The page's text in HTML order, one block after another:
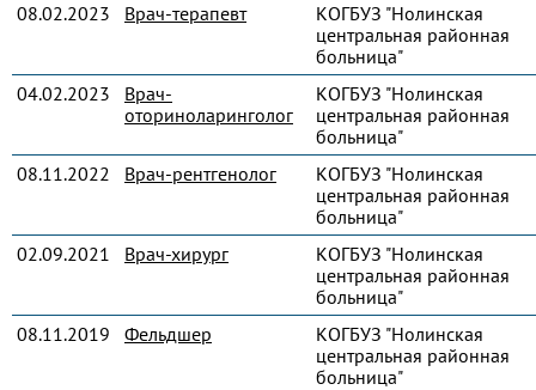
08.02.2023
Врач-терапевт
КОГБУЗ "Нолинская
центральная районная
больница"
04.02.2023
Врач-
оториноларинголог
КОГБУЗ "Нолинская
центральная районная
больница"
08.11.2022
Врач-рентгенолог
КОГБУЗ "Нолинская
центральная районная
больница"
02.09.2021
Врач-хирург
КОГБУЗ "Нолинская
центральная районная
больница"
08.11.2019
Фельдшер
КОГБУЗ "Нолинская
центральная районная
больница"